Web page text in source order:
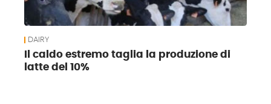
DAIRY
Il caldo estremo taglia la produzione di
latte del 10%